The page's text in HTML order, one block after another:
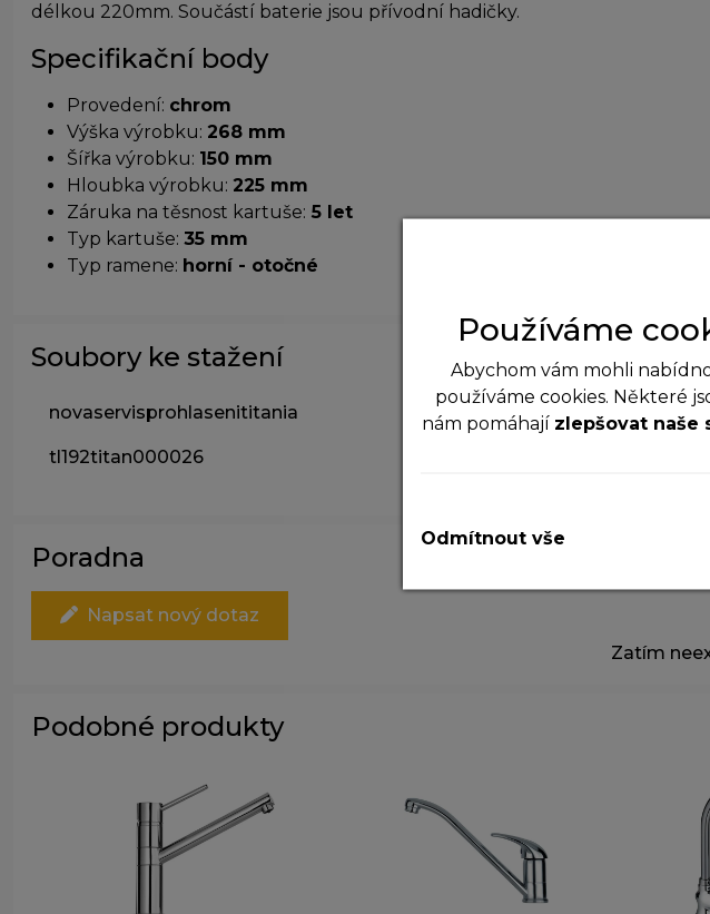
délkou 220mm. Součástí baterie jsou přívodní hadičky.
Specifikační body
Provedení: chrom
Výška výrobku: 268 mm
Šířka výrobku: 150 mm
Hloubka výrobku: 225 mm
Záruka na těsnost kartuše: 5 let
Typ kartuše: 35 mm
Typ ramene: horní - otočné
Soubory ke stažení
novaservisprohlasenititania
tl192titan000026
Poradna
Napsat nový dotaz
Zatím
Podobné produkty
Používáme
Abychom vám mohli
používáme cookies. Některé
nám pomáhají zlepšovat naše
Tyhle cookies jsou
vypnout.
Pomáhají nám sledovat
Odmítnout vše